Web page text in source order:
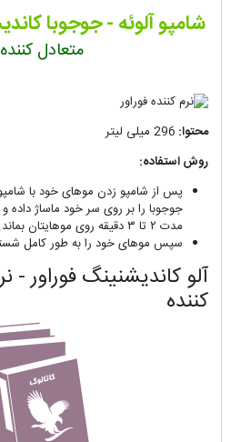
شامپو آلوئه - جوجوبا
متعادل کننده PH
محتوا: 296 میلی لیتر
روش استفاده:
پس از شامپو زدن موهای خود با شامپو
جوجوبا را بر روی سر خود ماساژ داده
مدت ۲ تا ۳ دقیقه روی موهایتان بماند.
سپس موهای خود را به طور کامل
آلو کاندیشنینگ فوراور -
کننده